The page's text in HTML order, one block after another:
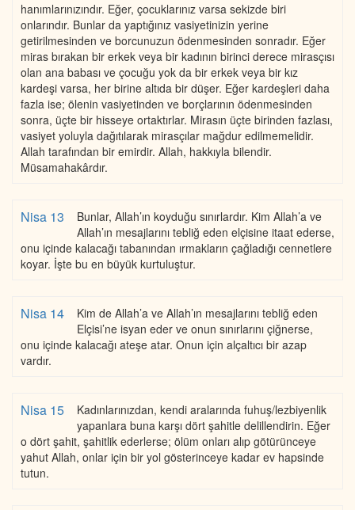
hanımlarınızındır. Eğer, çocuklarınız varsa sekizde biri
onlarındır. Bunlar da yaptığınız vasiyetinizin yerine
getirilmesinden ve borcunuzun ödenmesinden sonradır. Eğer
miras bırakan bir erkek veya bir kadının birinci derece mirasçısı
olan ana babası ve çocuğu yok da bir erkek veya bir kız
kardeşi varsa, her birine altıda bir düşer. Eğer kardeşleri daha
fazla ise; ölenin vasiyetinden ve borçlarının ödenmesinden
sonra, üçte bir hisseye ortaktırlar. Mirasın üçte birinden fazlası,
vasiyet yoluyla dağıtılarak mirasçılar mağdur edilmemelidir.
Allah tarafından bir emirdir. Allah, hakkıyla bilendir.
Müsamahakârdır.
Nisa 13
Bunlar, Allah’ın koyduğu sınırlardır. Kim Allah’a ve
Allah’ın mesajlarını tebliğ eden elçisine itaat ederse,
onu içinde kalacağı tabanından ırmakların çağladığı cennetlere
koyar. İşte bu en büyük kurtuluştur.
Nisa 14
Kim de Allah’a ve Allah’ın mesajlarını tebliğ eden
Elçisi’ne isyan eder ve onun sınırlarını çiğnerse,
onu içinde kalacağı ateşe atar. Onun için alçaltıcı bir azap
vardır.
Nisa 15
Kadınlarınızdan, kendi aralarında fuhuş/lezbiyenlik
yapanlara buna karşı dört şahitle delillendirin. Eğer
o dört şahit, şahitlik ederlerse; ölüm onları alıp götürünceye
yahut Allah, onlar için bir yol gösterinceye kadar ev hapsinde
tutun.